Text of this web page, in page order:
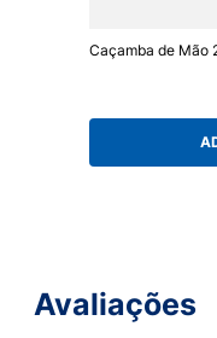
Caçamba de Mão
Avaliações